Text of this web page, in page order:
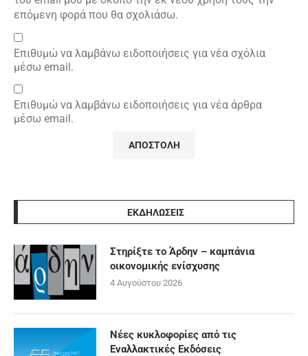
επόμενη φορά που θα σχολιάσω.
Επιθυμώ να λαμβάνω ειδοποιήσεις για νέα σχόλια
μέσω email.
Επιθυμώ να λαμβάνω ειδοποιήσεις για νέα άρθρα
μέσω email.
ΕΚΔΗΛΩΣΕΙΣ
Στηρίξτε το Άρδην – καμπάνια
οικονομικής ενίσχυσης
4 Αυγούστου 2026
Νέες κυκλοφορίες από τις
Εναλλακτικές Εκδόσεις